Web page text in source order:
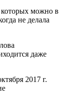
можно в
не делала
даже
2017 г.